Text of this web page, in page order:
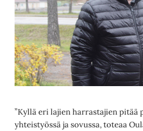
”Kyllä eri lajien harrastajien pitää
yhteistyössä ja sovussa, toteaa